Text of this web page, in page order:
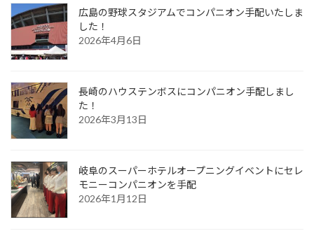
広島の野球スタジアムでコンパニオン手配いたしま
した！
2026年4月6日
長崎のハウステンボスにコンパニオン手配しまし
た！
2026年3月13日
岐阜のスーパーホテルオープニングイベントにセレ
モニーコンパニオンを手配
2026年1月12日